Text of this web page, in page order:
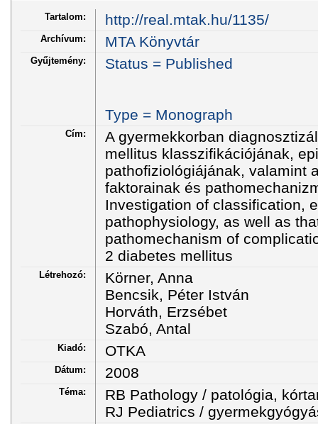
Tartalom: http://real.mtak.hu/1135/
Archívum: MTA Könyvtár
Gyűjtemény: Status = Published
Type = Monograph
Cím:
A gyermekkorban
mellitus klasszifikációjának,
pathofiziológiájának, valamint
faktorainak és
Investigation of classification,
pathophysiology, as well as
pathomechanism of
2 diabetes mellitus
Létrehozó:
Körner, Anna
Bencsik, Péter István
Horváth, Erzsébet
Szabó, Antal
Kiadó: OTKA
Dátum: 2008
Téma:
RB Pathology / patológia,
RJ Pediatrics /